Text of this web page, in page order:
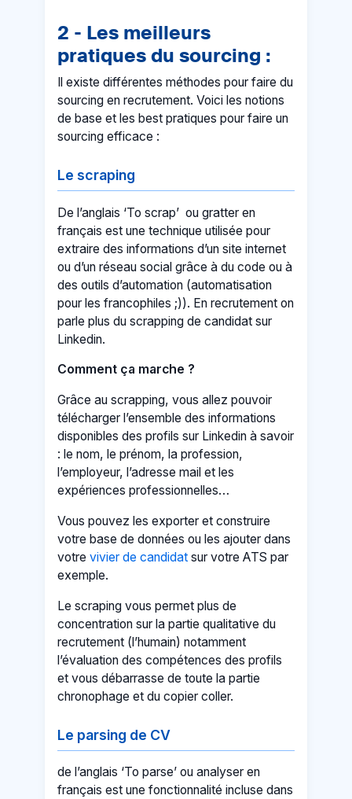
2 - Les meilleurs
pratiques du sourcing :
Il existe différentes méthodes pour faire du
sourcing en recrutement. Voici les notions
de base et les best pratiques pour faire un
sourcing efficace :
Le scraping
De l’anglais ‘To scrap’ ou gratter en
français est une technique utilisée pour
extraire des informations d’un site internet
ou d’un réseau social grâce à du code ou à
des outils d’automation (automatisation
pour les francophiles ;)). En recrutement on
parle plus du scrapping de candidat sur
Linkedin.
Comment ça marche ?
Grâce au scrapping, vous allez pouvoir
télécharger l’ensemble des informations
disponibles des profils sur Linkedin à savoir
: le nom, le prénom, la profession,
l’employeur, l’adresse mail et les
expériences professionnelles…
Vous pouvez les exporter et construire
votre base de données ou les ajouter dans
votrevivier de candidat sur votre ATS par
exemple.
Le scraping vous permet plus de
concentration sur la partie qualitative du
recrutement (l’humain) notamment
l’évaluation des compétences des profils
et vous débarrasse de toute la partie
chronophage et du copier coller.
Le parsing de CV
de l’anglais ‘To parse’ ou analyser en
français est une fonctionnalité incluse dans